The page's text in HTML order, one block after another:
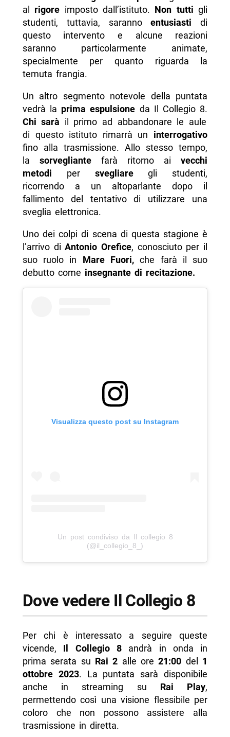
al rigore imposto dall’istituto. Non tuttigli
studenti, tuttavia, sarannoentusiasti di
questo intervento e alcune reazioni
saranno particolarmente animate,
specialmente per quanto riguarda la
temuta frangia.
Un altro segmento notevole della puntata
vedrà la prima espulsione da Il Collegio 8.
Chi sarà il primo ad abbandonare le aule
di questo istituto rimarrà un interrogativo
fino alla trasmissione. Allo stesso tempo,
la sorvegliantefarà ritorno aivecchi
metodi per svegliaregli studenti,
ricorrendo a un altoparlante dopo il
fallimento del tentativo di utilizzare una
sveglia elettronica.
Uno dei colpi di scena di questa stagione è
l’arrivo diAntonio Orefice, conosciuto per il
suo ruolo in Mare Fuori, che farà il suo
debutto come insegnante di recitazione.
Visualizza questo post su Instagram
Un post condiviso da Il collegio 8
(@il_collegio_8_)
Dove vedere Il Collegio 8
Per chi è interessato a seguire queste
vicende, Il Collegio 8andrà in onda in
prima serata su Rai 2 alle ore21:00 del 1
ottobre 2023. La puntata sarà disponibile
anche in streaming su Rai Play,
permettendo così una visione flessibile per
coloro che non possono assistere alla
trasmissione in diretta.